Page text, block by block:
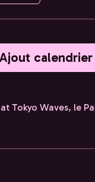
Ajout calendrier
Tokyo Waves, le